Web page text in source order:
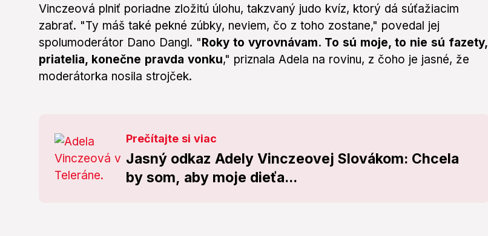
Vinczeová plniť poriadne zložitú úlohu, takzvaný judo kvíz, ktorý dá súťažiacim
zabrať. "Ty máš také pekné zúbky, neviem, čo z toho zostane," povedal jej
spolumoderátor Dano Dangl. "Roky to vyrovnávam. To sú moje, to nie sú fazety,
priatelia, konečne pravda vonku," priznala Adela na rovinu, z čoho je jasné, že
moderátorka nosila strojček.
Prečítajte si viac
Jasný odkaz Adely Vinczeovej Slovákom: Chcela
by som, aby moje dieťa...